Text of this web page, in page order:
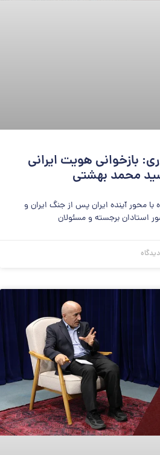
بازخوانی هویت ایرانی
محمد بهشتی
با محور آینده ایران پس از جنگ ایران و
استادان برجسته و مسئولان